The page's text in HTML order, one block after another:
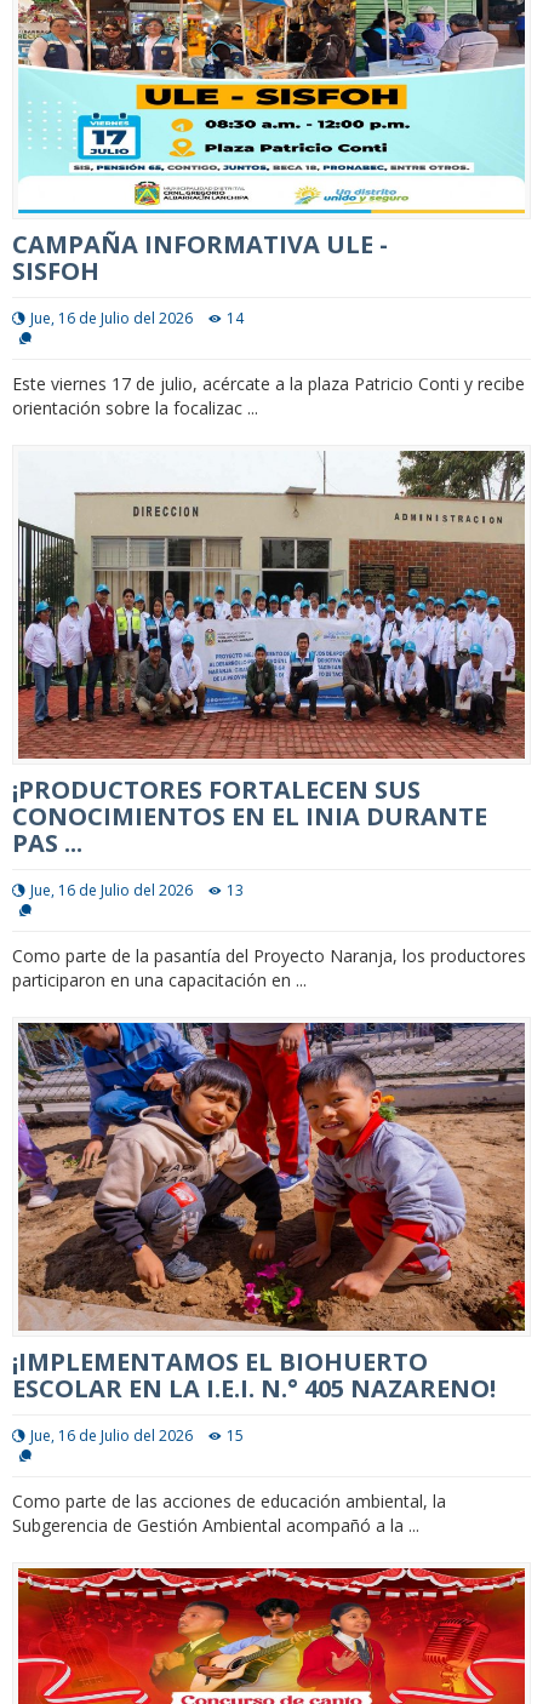
CAMPAÑA INFORMATIVA ULE -
SISFOH
Jue, 16 de Julio del 2026 14
Este viernes 17 de julio, acércate a la plaza Patricio Conti y recibe
orientación sobre la focalizac ...
¡PRODUCTORES FORTALECEN SUS
CONOCIMIENTOS EN EL INIA DURANTE
PAS ...
Jue, 16 de Julio del 2026 13
Como parte de la pasantía del Proyecto Naranja, los productores
participaron en una capacitación en ...
¡IMPLEMENTAMOS EL BIOHUERTO
ESCOLAR EN LA I.E.I. N.° 405 NAZARENO!
Jue, 16 de Julio del 2026 15
Como parte de las acciones de educación ambiental, la
Subgerencia de Gestión Ambiental acompañó a la ...